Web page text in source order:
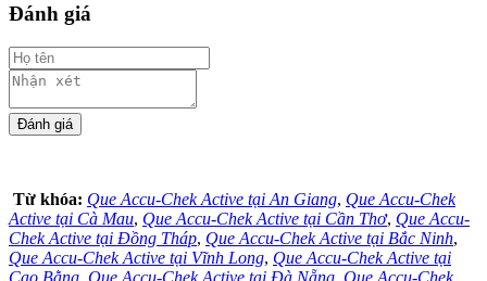
Đánh giá
Từ khóa: Que Accu-Chek Active tại An Giang, Que Accu-Chek
Active tại Cà Mau, Que Accu-Chek Active tại Cần Thơ, Que Accu-
Chek Active tại Đồng Tháp, Que Accu-Chek Active tại Bắc Ninh,
Que Accu-Chek Active tại Vĩnh Long, Que Accu-Chek Active tại
Cao Bằng Que Accu-Chek Active tại Đà Nẵng Que Accu-Chek